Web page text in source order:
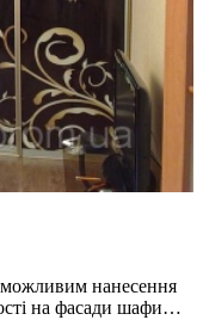
можливим нанесення
на фасади шафи…